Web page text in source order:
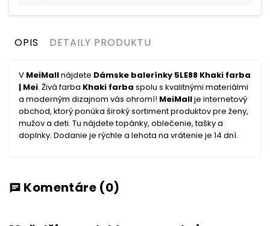
OPIS DETAILY PRODUKTU
V MeiMallnájdete Dámske balerínky 5LE88 Khaki farba
| Mei. Živá farba Khaki farba spolu s kvalitnými materiálmi
a moderným dizajnom vás ohromí! MeiMallje internetový
obchod, ktorý ponúka široký sortiment produktov pre ženy,
mužov a deti. Tu nájdete topánky, oblečenie, tašky a
doplnky. Dodanie je rýchle a lehota na vrátenie je 14 dní.
chat Komentáre (0)